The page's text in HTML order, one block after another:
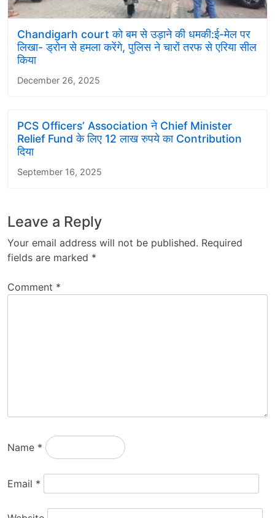
Chandigarh court को बम से उड़ाने की धमकी:ई-मेल पर
लिखा- ड्रोन से हमला करेंगे, पुलिस ने चारों तरफ से एरिया सील
किया
December 26, 2025
PCS Officers’ Association ने Chief Minister
Relief Fund के लिए 12 लाख रुपये का Contribution
दिया
September 16, 2025
Leave a Reply
Your email address will not be published. Required
fields are marked *
Comment *
Name *
Email *